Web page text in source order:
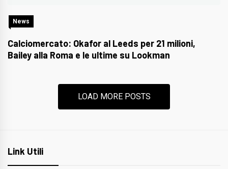
News
Calciomercato: Okafor al Leeds per 21 milioni,
Bailey alla Roma e le ultime su Lookman
LOAD MORE POSTS
Link Utili